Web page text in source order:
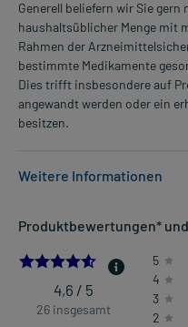
Generell beliefern wir Sie
haushaltsüblicher Menge mit
Rahmen der
bestimmte Medikamente
Dies trifft insbesondere auf
angewandt werden oder ein
besitzen.
Weitere Informationen
- Leichte bis mäßig starke
- Zahnschmerzen
- Regelschmerzen
Produktbewertungen*
4,6 / 5
26 insgesamt
5
4
3
2